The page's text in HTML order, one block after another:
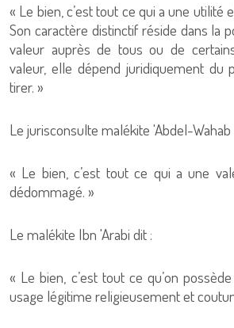
« Le bien, c’est tout ce qui a une utilité
Son caractère distinctif réside dans la
valeur auprès de tous ou de
valeur, elle dépend juridiquement du
tirer. »
Le jurisconsulte malékite 'Abdel-
« Le bien, c’est tout ce qui a une
dédommagé. »
Le malékite Ibn 'Arabi dit :
« Le bien, c’est tout ce qu’on
usage légitime religieusement et